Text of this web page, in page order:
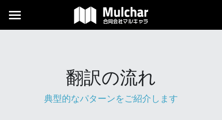
翻訳
当社について
翻訳の流れ
典型的なパターンをご紹介します
ブログカテゴリー